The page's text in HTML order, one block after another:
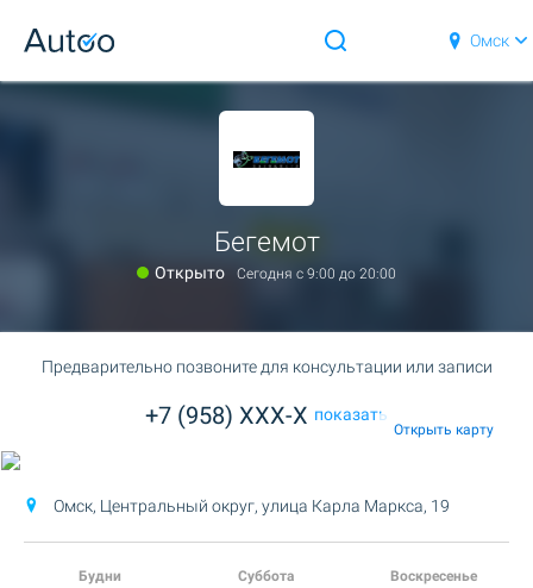
Омск
Бегемот
Открыто Сегодня c 9:00 до 20:00
Предварительно позвоните для консультации или записи
+7 (958) XXX-X показать
Открыть карту
Омск, Центральный округ, улица Карла Маркса, 19
Будни
Суббота
Воскресенье